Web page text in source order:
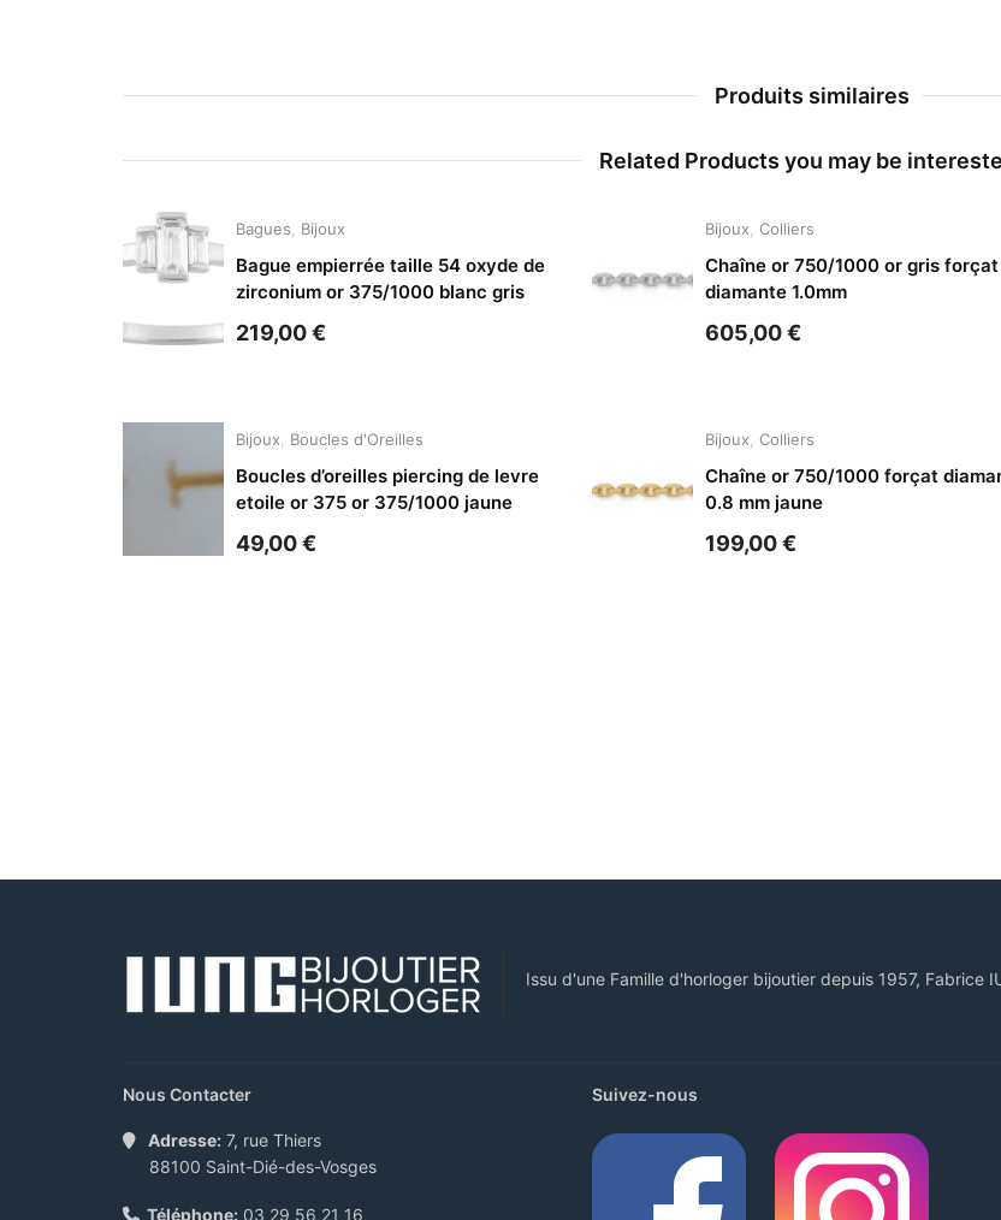
Produits similaires
Related Products you may be
Bagues Bijoux
Bague empierrée taille 54 oxyde de
zirconium or 375/1000 blanc gris
219,00€
Bijoux Boucles d'Oreilles
Boucles d’oreilles piercing de levre
etoile or 375 or 375/1000 jaune
49,00€
Bijoux Colliers
Chaîne or 750/1000 or gris forçat
diamante 1.0mm
605,00€
Bijoux Colliers
Chaîne or 750/1000 forçat
0.8 mm jaune
199,00€
Issu d'une Famille d'horloger bijoutier depuis 1957, Fabrice
Nous Contacter
Adresse: 7, rue Thiers
88100 Saint-Dié-des-Vosges
Téléphone: 03 29 56 21 16
Suivez-nous